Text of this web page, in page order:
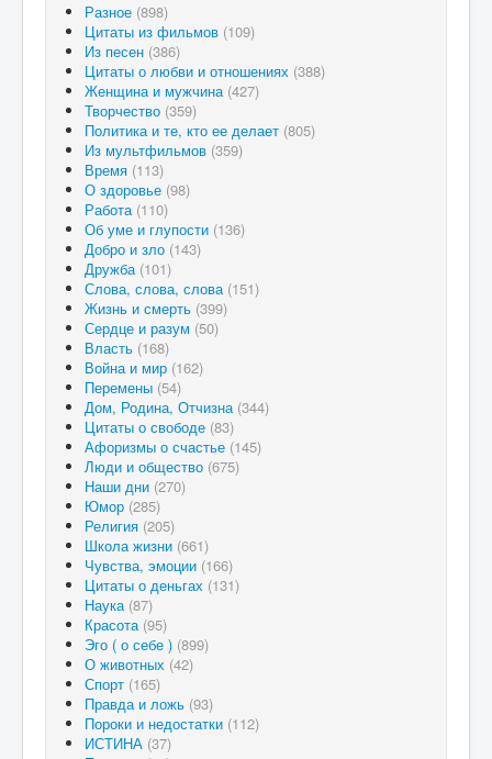
Разное (898)
Цитаты из фильмов (109)
Из песен (386)
Цитаты о любви и отношениях (388)
Женщина и мужчина (427)
Творчество (359)
Политика и те, кто ее делает (805)
Из мультфильмов (359)
Время (113)
О здоровье (98)
Работа (110)
Об уме и глупости (136)
Добро и зло (143)
Дружба (101)
Слова, слова, слова (151)
Жизнь и смерть (399)
Сердце и разум (50)
Власть (168)
Война и мир (162)
Перемены (54)
Дом, Родина, Отчизна (344)
Цитаты о свободе (83)
Афоризмы о счастье (145)
Люди и общество (675)
Наши дни (270)
Юмор (285)
Религия (205)
Школа жизни (661)
Чувства, эмоции (166)
Цитаты о деньгах (131)
Наука (87)
Красота (95)
Эго ( о себе ) (899)
О животных (42)
Спорт (165)
Правда и ложь (93)
Пороки и недостатки (112)
ИСТИНА (37)